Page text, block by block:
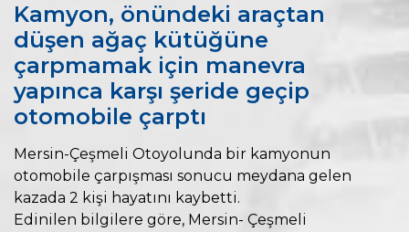
Kamyon, önündeki araçtan
düşen ağaç kütüğüne
çarpmamak için manevra
yapınca karşı şeride geçip
otomobile çarptı
Mersin-Çeşmeli Otoyolunda bir kamyonun
otomobile çarpışması sonucu meydana gelen
kazada 2 kişi hayatını kaybetti.
Edinilen bilgilere göre, Mersin- Çeşmeli